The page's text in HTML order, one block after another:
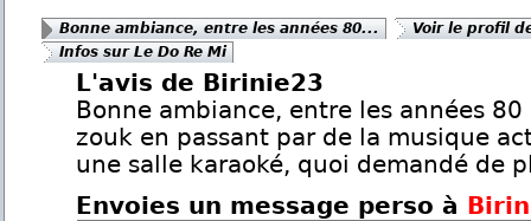
Bonne ambiance, entre les années 80...
Voir le profil
Infos sur Le Do Re Mi
L'avis de Birinie23
Bonne ambiance, entre les années 80
zouk en passant par de la musique
une salle karaoké, quoi demandé de
Envoies un message perso à